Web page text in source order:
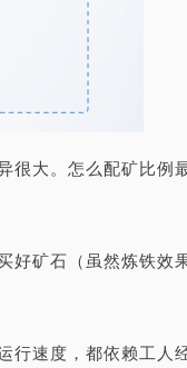
大。怎么配矿比例
矿石（虽然炼铁效
速度，都依赖工人